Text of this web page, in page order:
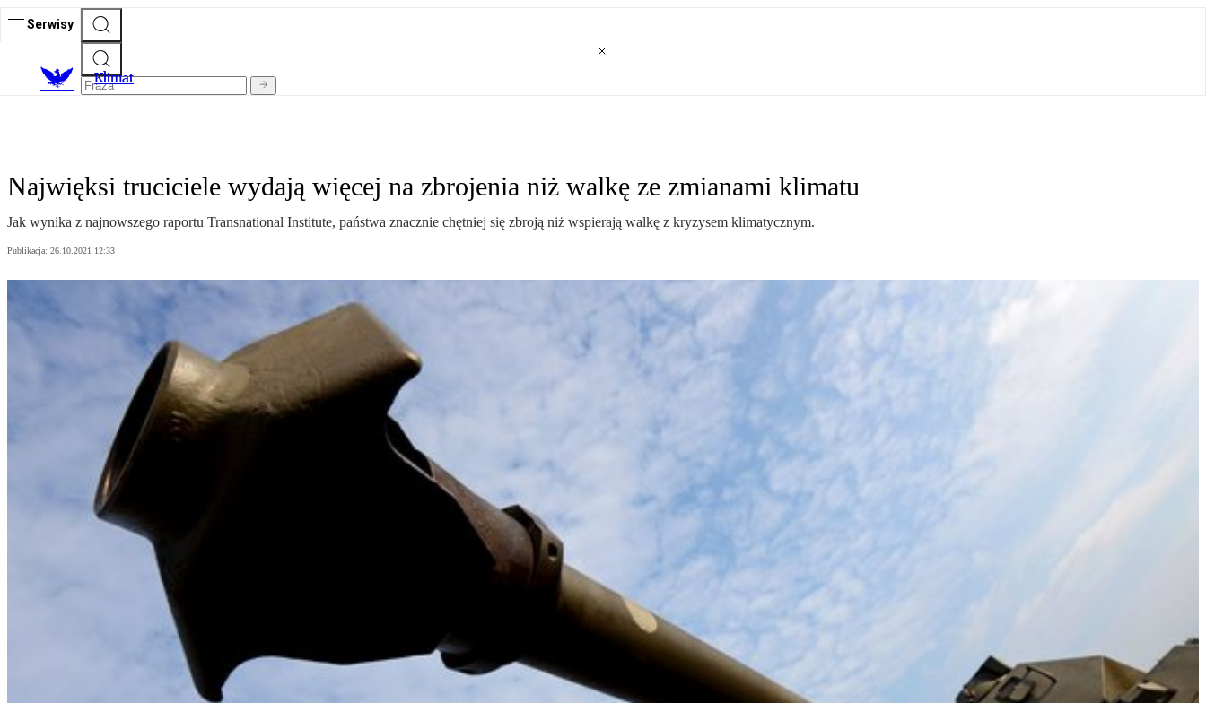
Serwisy
Klimat
Najwięksi truciciele wydają więcej na zbrojenia niż walkę ze zmianami klimatu
Jak wynika z najnowszego raportu Transnational Institute, państwa znacznie chętniej się zbroją niż wspierają walkę z kryzysem klimatycznym.
Publikacja: 26.10.2021 12:33